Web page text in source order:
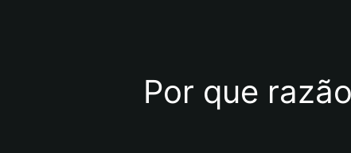
Por que